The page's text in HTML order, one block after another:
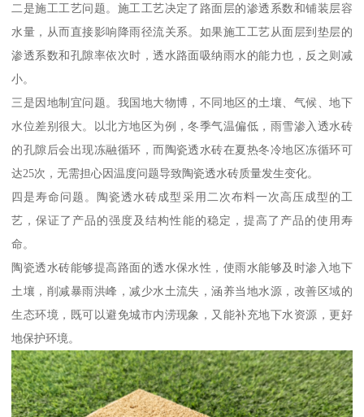
二是施工工艺问题。施工工艺决定了路面层的渗透系数和铺装层容
水量，从而直接影响降雨径流关系。如果施工工艺从面层到垫层的
渗透系数和孔隙率依次时，透水路面吸纳雨水的能力也，反之则减
小。
三是因地制宜问题。我国地大物博，不同地区的土壤、气候、地下
水位差别很大。以北方地区为例，冬季气温偏低，雨雪渗入透水砖
的孔隙后会出现冻融循环，而陶瓷透水砖在夏热冬冷地区冻循环可
达25次，无需担心因温度问题导致陶瓷透水砖质量发生变化。
四是寿命问题。陶瓷透水砖成型采用二次布料一次高压成型的工
艺，保证了产品的强度及结构性能的稳定，提高了产品的使用寿
命。
陶瓷透水砖能够提高路面的透水保水性，使雨水能够及时渗入地下
土壤，削减暴雨洪峰，减少水土流失，涵养当地水源，改善区域的
生态环境，既可以避免城市内涝现象，又能补充地下水资源，更好
地保护环境。